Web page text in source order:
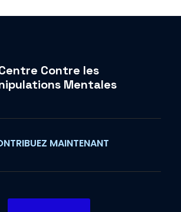
Contre les
Mentales
MAINTENANT